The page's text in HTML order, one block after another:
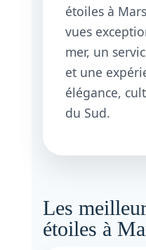
étoiles à
vues
mer, un
et une
élégance,
du Sud.
Les
étoiles à